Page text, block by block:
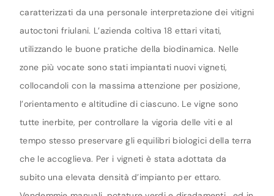
caratterizzati da una personale interpretazione dei vitigni
autoctoni friulani. L’azienda coltiva 18 ettari vitati,
utilizzando le buone pratiche della biodinamica. Nelle
zone più vocate sono stati impiantati nuovi vigneti,
collocandoli con la massima attenzione per posizione,
l’orientamento e altitudine di ciascuno. Le vigne sono
tutte inerbite, per controllare la vigoria delle viti e al
tempo stesso preservare gli equilibri biologici della terra
che le accoglieva. Per i vigneti è stata adottata da
subito una elevata densità d’impianto per ettaro.